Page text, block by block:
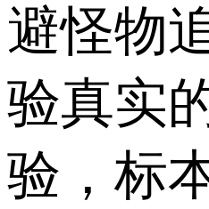
避怪物
验真实
验，标